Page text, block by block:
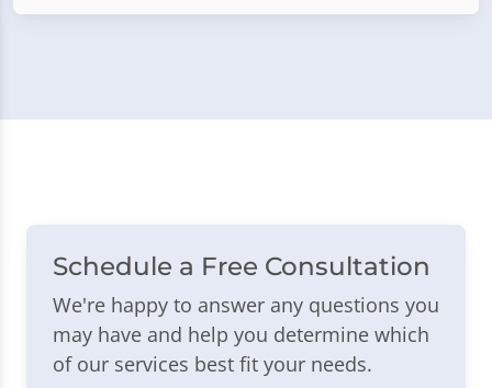
Schedule a Free Consultation
We're happy to answer any questions you
may have and help you determine which
of our services best fit your needs.